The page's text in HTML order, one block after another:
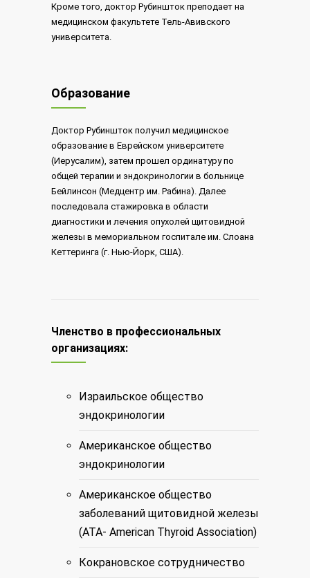
Кроме того, доктор Рубиншток преподает на
медицинском факультете Тель-Авивского
университета.
Образование
Доктор Рубиншток получил медицинское
образование в Еврейском университете
(Иерусалим), затем прошел ординатуру по
общей терапии и эндокринологии в больнице
Бейлинсон (Медцентр им. Рабина). Далее
последовала стажировка в области
диагностики и лечения опухолей щитовидной
железы в мемориальном госпитале им. Слоана
Кеттеринга (г. Нью-Йорк, США).
Членство в профессиональных
организациях:
Израильское общество
эндокринологии
Американское общество
эндокринологии
Американское общество
заболеваний щитовидной железы
(ATA- American Thyroid Association)
Кокрановское сотрудничество